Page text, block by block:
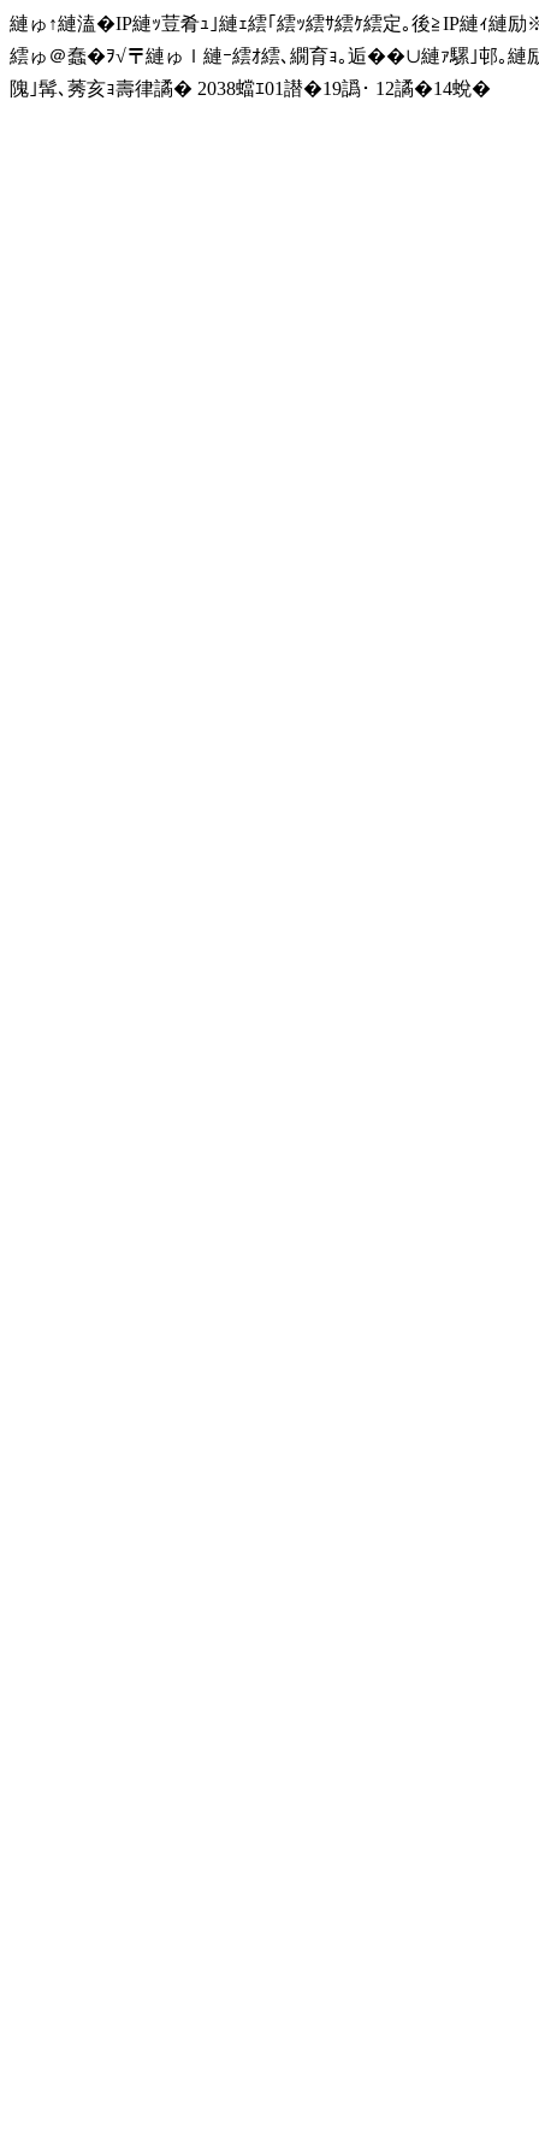
縺ゅ↑縺溘�IP縺ｯ荳肴ｭ｣縺ｪ繧｢繧ｯ繧ｻ繧ｹ繧定｡後≧IP縺ｨ縺
繧ゅ＠蠢�ｦ√〒縺ゅｌ縺ｰ繧ｵ繧､繝育ｮ｡逅��∪縺ｧ騾｣邨｡縺
隗｣髯､莠亥ｮ壽律譎� 2038蟷ｴ01譛�19譌･ 12譎�14蛻�